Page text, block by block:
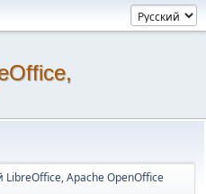
Apache OpenOffice